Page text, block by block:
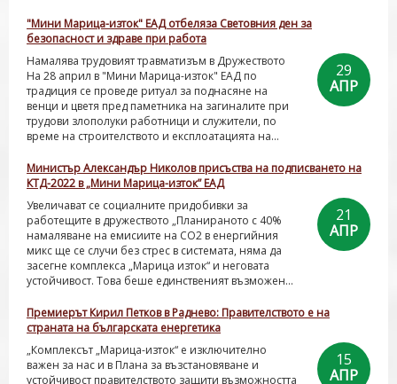
"Мини Марица-изток" ЕАД отбеляза Световния ден за
безопасност и здраве при работа
29
АПР
Намалява трудовият травматизъм в Дружеството
На 28 април в "Мини Марица-изток" ЕАД по
традиция се проведе ритуал за поднасяне на
венци и цветя пред паметника на загиналите при
трудови злополуки работници и служители, по
време на строителството и експлоатацията на...
Министър Александър Николов присъства на подписването на
КТД-2022 в „Мини Марица-изток” ЕАД
21
АПР
Увеличават се социалните придобивки за
работещите в дружеството „Планираното с 40%
намаляване на емисиите на СО2 в енергийния
микс ще се случи без стрес в системата, няма да
засегне комплекса „Марица изток“ и неговата
устойчивост. Това беше единственият възможен...
Премиерът Кирил Петков в Раднево: Правителството е на
страната на българската енергетика
15
АПР
„Комплексът „Марица-изток“ е изключително
важен за нас и в Плана за възстановяване и
устойчивост правителството защити възможността